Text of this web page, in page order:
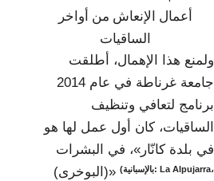
أعمال الإنعاش من أواخر
الساقيات
ولمنع هذا الإهمال، أطلقت
جامعة غرناطة في عام 2014
برنامج لتعافي وتنظيف
الساقيات، كان أول عمل لها هو
في بلدة كانّار»، في البشرات
(البوخرى)»(بالإسبانية: La Alpujarra،